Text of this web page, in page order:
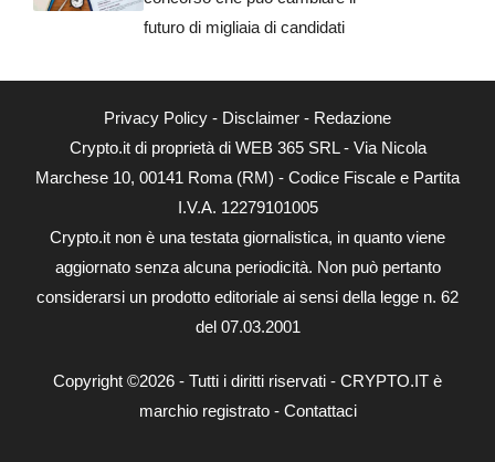
futuro di migliaia di candidati
Privacy Policy - Disclaimer - Redazione
Crypto.it di proprietà di WEB 365 SRL - Via Nicola
Marchese 10, 00141 Roma (RM) - Codice Fiscale e Partita
I.V.A. 12279101005
Crypto.it non è una testata giornalistica, in quanto viene
aggiornato senza alcuna periodicità. Non può pertanto
considerarsi un prodotto editoriale ai sensi della legge n. 62
del 07.03.2001
Copyright ©2026 - Tutti i diritti riservati - CRYPTO.IT è
marchio registrato - Contattaci